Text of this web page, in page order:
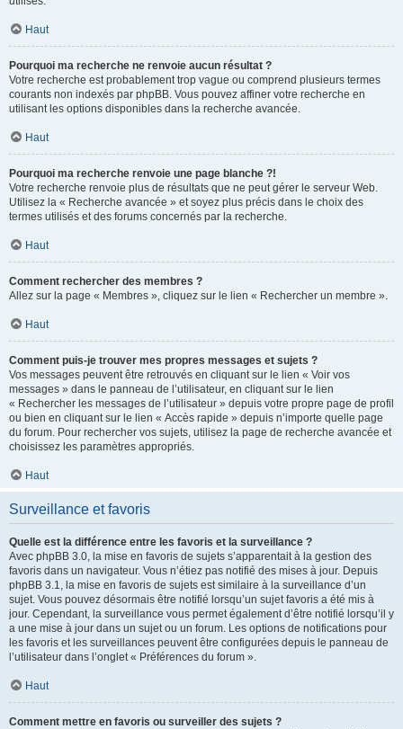
Haut
Pourquoi ma recherche ne renvoie aucun résultat ?
Votre recherche est probablement trop vague ou comprend plusieurs termes
courants non indexés par phpBB. Vous pouvez affiner votre recherche en
utilisant les options disponibles dans la recherche avancée.
Haut
Pourquoi ma recherche renvoie une page blanche ?!
Votre recherche renvoie plus de résultats que ne peut gérer le serveur Web.
Utilisez la « Recherche avancée » et soyez plus précis dans le choix des
termes utilisés et des forums concernés par la recherche.
Haut
Comment rechercher des membres ?
Allez sur la page « Membres », cliquez sur le lien « Rechercher un membre ».
Haut
Comment puis-je trouver mes propres messages et sujets ?
Vos messages peuvent être retrouvés en cliquant sur le lien « Voir vos
messages » dans le panneau de l’utilisateur, en cliquant sur le lien
« Rechercher les messages de l’utilisateur » depuis votre propre page de profil
ou bien en cliquant sur le lien « Accès rapide » depuis n’importe quelle page
du forum. Pour rechercher vos sujets, utilisez la page de recherche avancée et
choisissez les paramètres appropriés.
Haut
Surveillance et favoris
Quelle est la différence entre les favoris et la surveillance ?
Avec phpBB 3.0, la mise en favoris de sujets s’apparentait à la gestion des
favoris dans un navigateur. Vous n’étiez pas notifié des mises à jour. Depuis
phpBB 3.1, la mise en favoris de sujets est similaire à la surveillance d’un
sujet. Vous pouvez désormais être notifié lorsqu’un sujet favoris a été mis à
jour. Cependant, la surveillance vous permet également d’être notifié lorsqu’il y
a une mise à jour dans un sujet ou un forum. Les options de notifications pour
les favoris et les surveillances peuvent être configurées depuis le panneau de
l’utilisateur dans l’onglet « Préférences du forum ».
Haut
Comment mettre en favoris ou surveiller des sujets ?